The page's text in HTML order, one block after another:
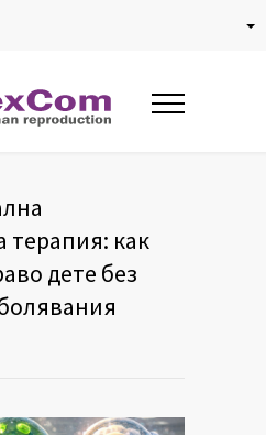
терапия: как
дете без